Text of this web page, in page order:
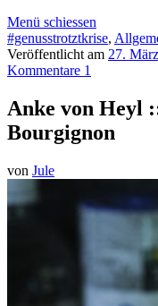
Menü schiessen
#genusstrotztkrise,
Veröffentlicht am 27.
Kommentare 1
Anke von Heyl
Bourgignon
von Jule